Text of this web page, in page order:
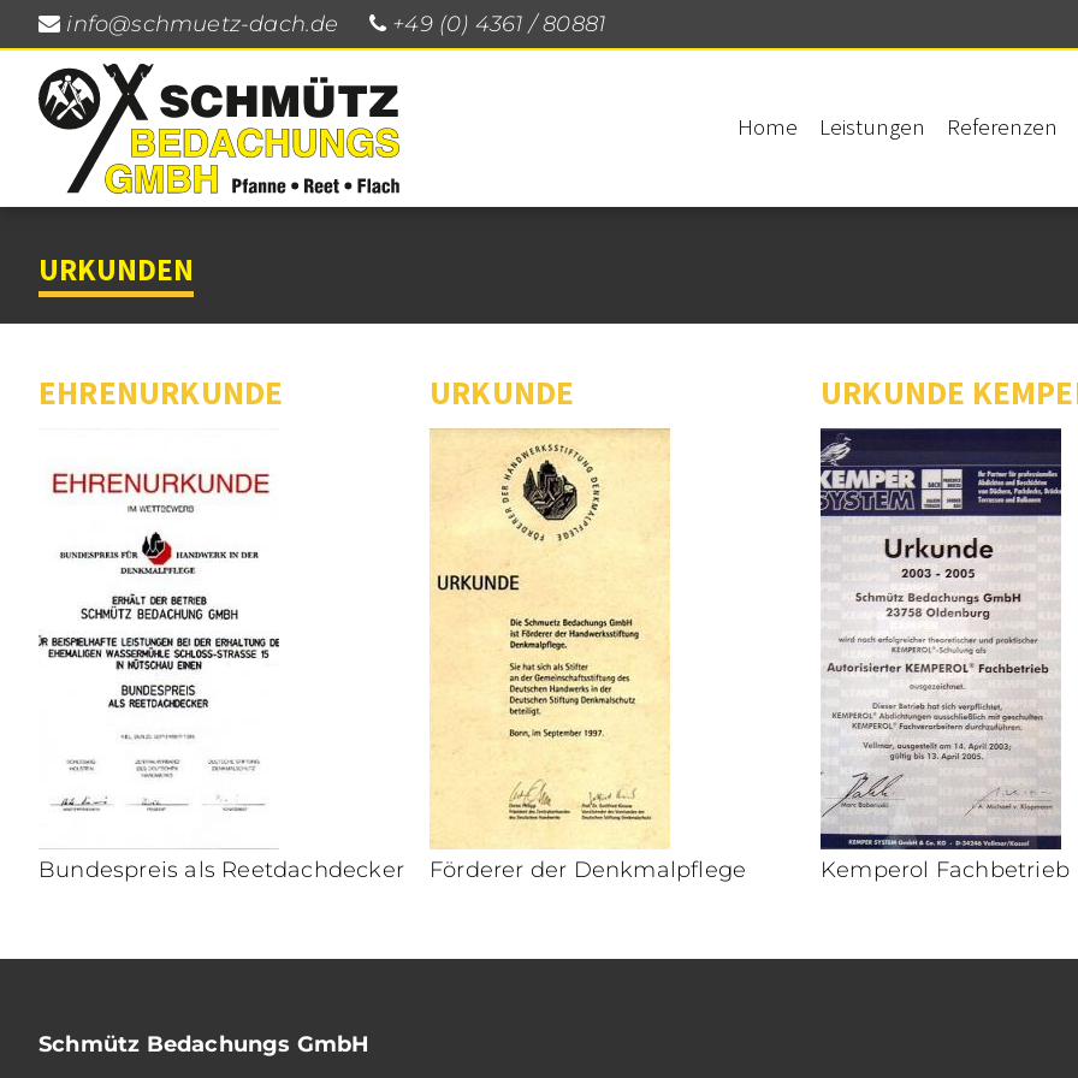
info@schmuetz-dach.de
+49 (0) 4361 / 80881
Home Leistungen Referenzen
URKUNDEN
EHRENURKUNDE
Bundespreis als Reetdachdecker
URKUNDE
Förderer der Denkmalpflege
URKUNDE
Kemperol Fachbetrieb
Schmütz Bedachungs GmbH